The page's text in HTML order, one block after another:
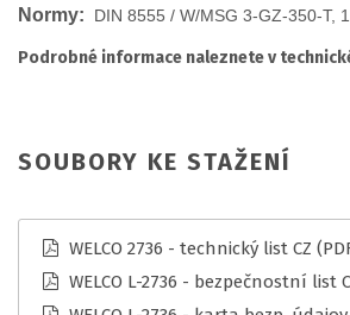
Normy: DIN 8555 / W/MSG 3-GZ-350-T,
Podrobné informace naleznete v
SOUBORY KE STAŽENÍ
WELCO 2736 - technický list CZ
WELCO L-2736 - bezpečnostní list